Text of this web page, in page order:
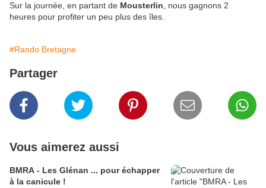
Sur la journée, en partant de Mousterlin , nous gagnons 2
heures pour profiter un peu plus des îles.
#Rando Bretagne
Partager
Vous aimerez aussi
BMRA - Les Glénan ... pour échapper
à la canicule !